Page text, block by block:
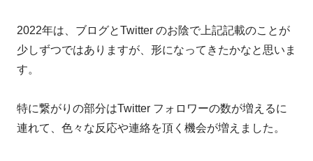
2022年は、ブログとTwitter のお陰で上記記載のことが
少しずつではありますが、形になってきたかなと思いま
す。
特に繋がりの部分はTwitter フォロワーの数が増えるに
連れて、色々な反応や連絡を頂く機会が増えました。